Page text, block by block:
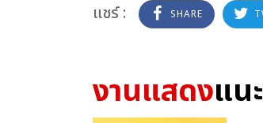
แชร์ : SHARE
งานแสดงแน